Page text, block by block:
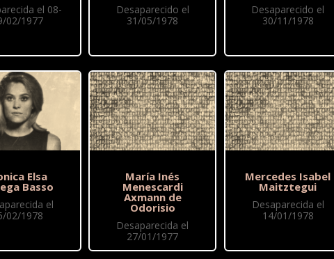
el 08-
02/1977
Elsa
Basso
el
02/1978
Desaparecido el
31/05/1978
María Inés
Menescardi
Axmann de
Odorisio
Desaparecida el
27/01/1977
Desaparecido el
30/11/1978
Mercedes Isabel
Maitztegui
Desaparecida el
14/01/1978